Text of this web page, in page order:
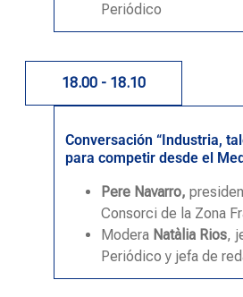
Periódico
18.00 - 18.10
Conversación “Industria,
para competir desde el
Pere Navarro,
Consorci de la Zona
Modera Natàlia Rios,
Periódico y jefa de